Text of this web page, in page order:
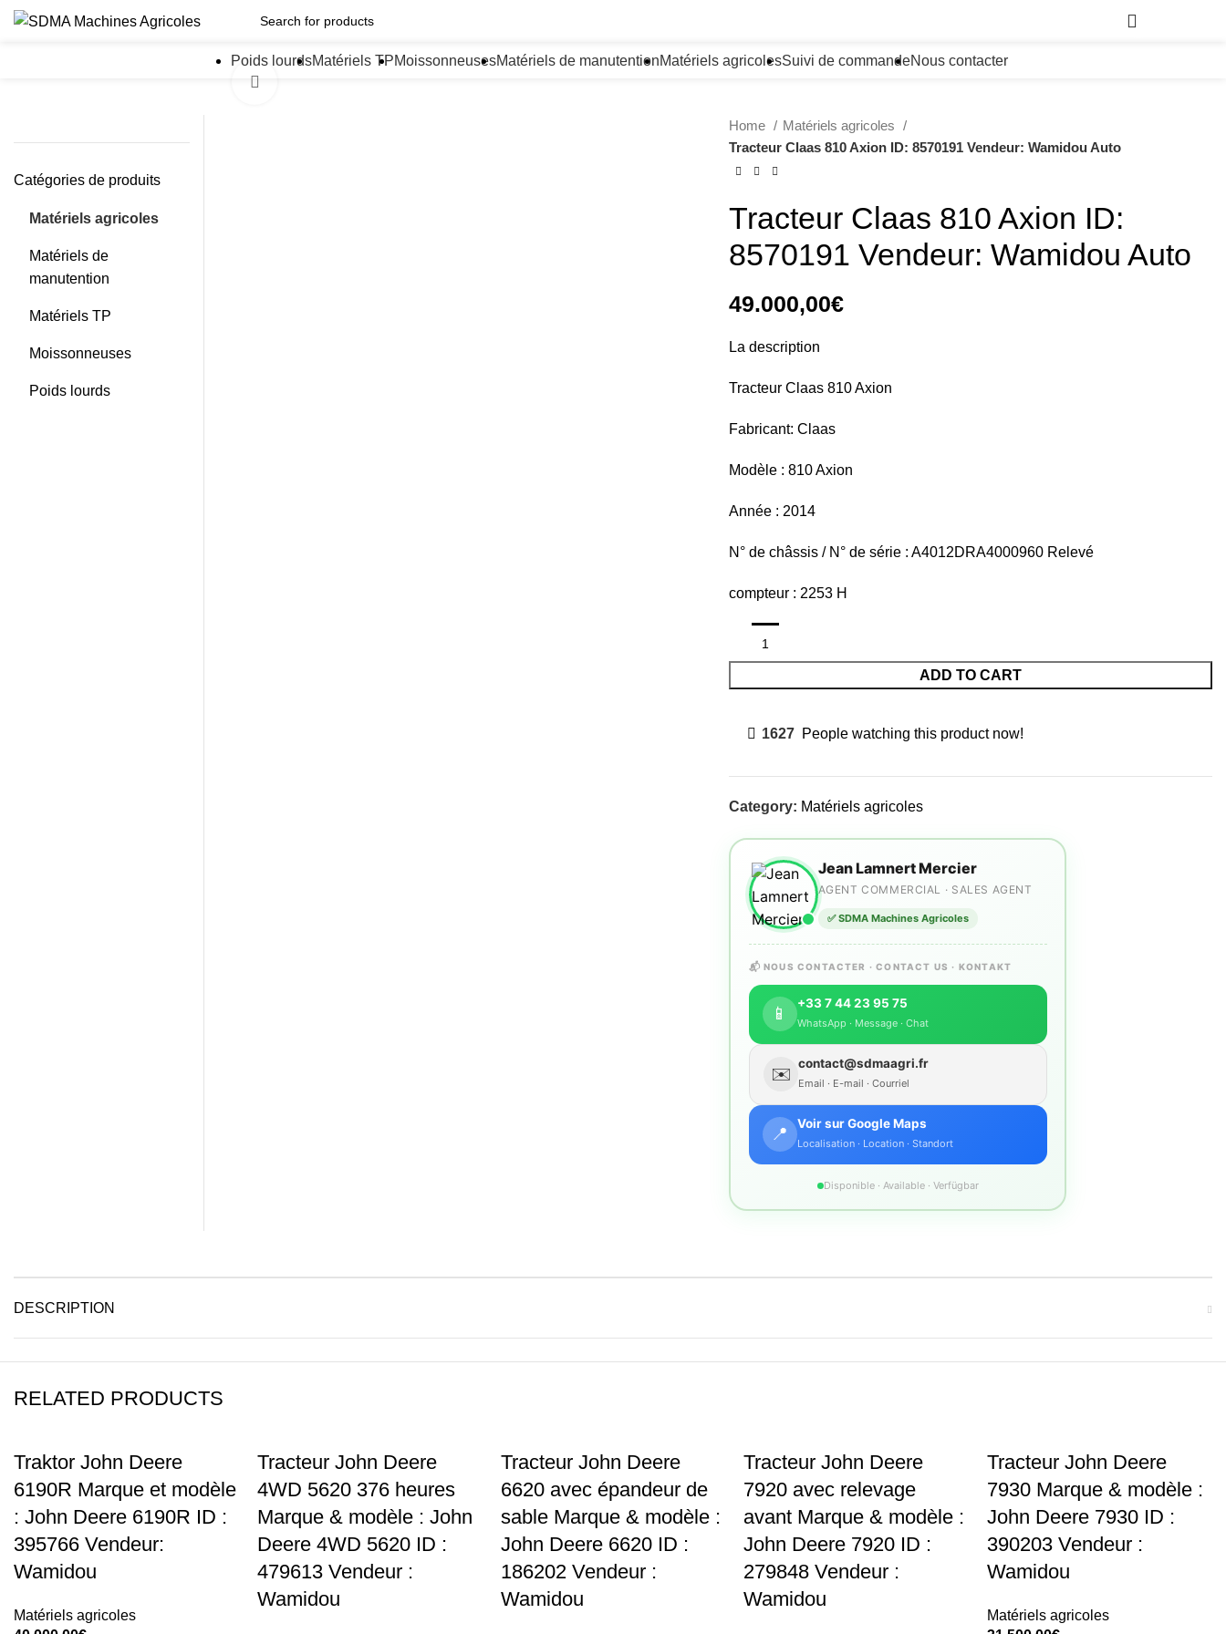
Poids lourdsMatériels TPMoissonneusesMatériels de manutentionMatériels agricolesSuivi de commandeNous contacter
Home
Matériels agricoles
Tracteur Claas 810 Axion ID: 8570191 Vendeur: Wamidou Auto
Tracteur Claas 810 Axion ID:
8570191 Vendeur: Wamidou Auto
49.000,00€
La description
Tracteur Claas 810 Axion
Fabricant: Claas
Modèle : 810 Axion
Année : 2014
N° de châssis / N° de série : A4012DRA4000960 Relevé
compteur : 2253 H
ADD TO CART
1627 People watching this product now!
Category: Matériels agricoles
Jean Lamnert Mercier
AGENT COMMERCIAL · SALES AGENT
✅ SDMA Machines Agricoles
📬 NOUS CONTACTER · CONTACT US · KONTAKT
📱
+33 7 44 23 95 75
WhatsApp · Message · Chat
✉️
contact@sdmaagri.fr
Email · E-mail · Courriel
📍
Voir sur Google Maps
Localisation · Location · Standort
Disponible · Available · Verfügbar
Catégories de produits
Matériels agricoles
Matériels de
manutention
Matériels TP
Moissonneuses
Poids lourds
DESCRIPTION
RELATED PRODUCTS
Traktor John Deere
6190R Marque et modèle
: John Deere 6190R ID :
395766 Vendeur:
Wamidou
Matériels agricoles
Tracteur John Deere
4WD 5620 376 heures
Marque & modèle : John
Deere 4WD 5620 ID :
479613 Vendeur :
Wamidou
Tracteur John Deere
6620 avec épandeur de
sable Marque & modèle :
John Deere 6620 ID :
186202 Vendeur :
Wamidou
Tracteur John Deere
7920 avec relevage
avant Marque & modèle :
John Deere 7920 ID :
279848 Vendeur :
Wamidou
Tracteur John Deere
7930 Marque & modèle :
John Deere 7930 ID :
390203 Vendeur :
Wamidou
Matériels agricoles